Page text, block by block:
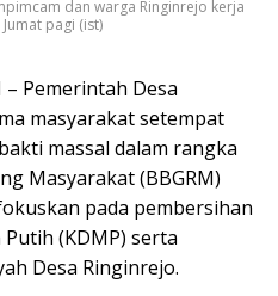
dan warga Ringinrejo kerja
pagi (ist)
– Pemerintah Desa
masyarakat setempat
massal dalam rangka
Masyarakat (BBGRM)
pada pembersihan
(KDMP) serta
Desa Ringinrejo.